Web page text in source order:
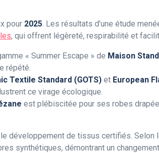
pour 2025. Les résultats d’une étude
, qui offrent légèreté, respirabilité et
« Summer Escape » de Maison
répété.
Textile Standard (GOTS) et European
ce virage écologique.
est plébiscitée pour ses robes
développement de tissus certifiés. Selon
synthétiques, démontrant un